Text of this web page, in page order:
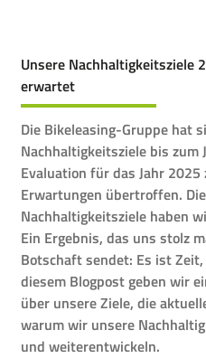
Unsere Nachhaltigkeitsziele
erwartet
Die Bikeleasing-Gruppe hat
Nachhaltigkeitsziele bis zum
Evaluation für das Jahr
Erwartungen übertroffen.
Nachhaltigkeitsziele haben
Ein Ergebnis, das uns stolz
Botschaft sendet: Es ist
diesem Blogpost geben wir
über unsere Ziele, die
warum wir unsere
und weiterentwickeln.